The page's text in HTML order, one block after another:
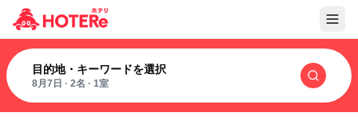
目的地・キーワードを選択
8月7日 · 2名 · 1室